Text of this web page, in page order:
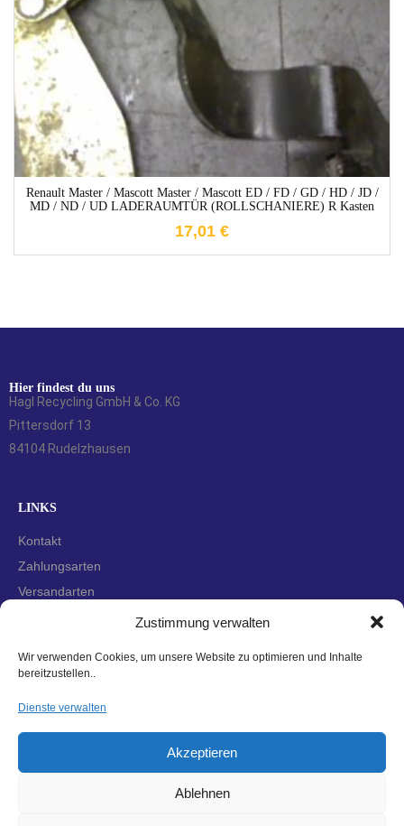
Zustimmung verwalten
Wir verwenden Cookies, um unsere Website zu optimieren und Inhalte
bereitzustellen..
Dienste verwalten
Akzeptieren
Ablehnen
Renault Master / Mascott Master / Mascott ED / FD / GD / HD / JD /
MD / ND / UD LADERAUMTÜR (ROLLSCHANIERE) R Kasten
17,01 €
1-3 Werktage
Hier findest du uns
Hagl Recycling GmbH & Co. KG
Pittersdorf 13
84104 Rudelzhausen
LINKS
Kontakt
Zahlungsarten
Versandarten
Datenschutzerklärung
Cookie-Richtlinie (EU)